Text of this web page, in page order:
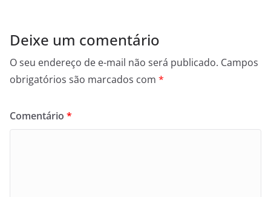
Deixe um comentário
O seu endereço de e-mail não será publicado. Campos
obrigatórios são marcados com *
Comentário *